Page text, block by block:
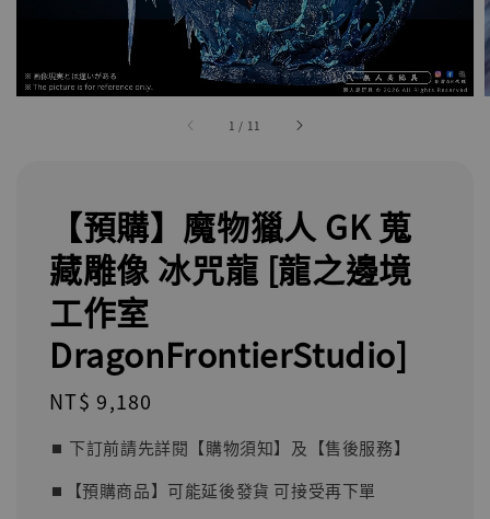
1 / 11
【預購】魔物獵人 GK 蒐
藏雕像 冰咒龍 [龍之邊境
工作室
DragonFrontierStudio]
Regular
NT$ 9,180
⏹︎ 下訂前請先詳閱【購物須知】及【售後服務】
⏹︎【預購商品】可能延後發貨 可接受再下單